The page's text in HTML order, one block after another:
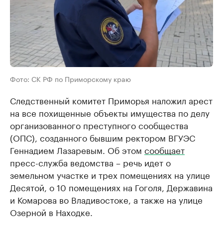
Фото: СК РФ по Приморскому краю
Следственный комитет Приморья наложил арест
на все похищенные объекты имущества по делу
организованного преступного сообщества
(ОПС), созданного бывшим ректором ВГУЭС
Геннадием Лазаревым. Об этом сообщает
пресс-служба ведомства – речь идет о
земельном участке и трех помещениях на улице
Десятой, о 10 помещениях на Гоголя, Державина
и Комарова во Владивостоке, а также на улице
Озерной в Находке.